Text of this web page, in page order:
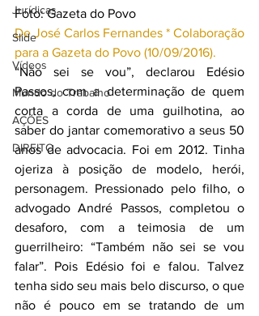
Jurídicas
Slide
Vídeos
Mundo do Trabalho
AÇÕES
DIREITO
Foto: Gazeta do Povo
De José Carlos Fernandes * Colaboração
para a Gazeta do Povo (10/09/2016).
“Não sei se vou”, declarou Edésio
Passos, com a determinação de quem
corta a corda de uma guilhotina, ao
saber do jantar comemorativo a seus 50
anos de advocacia. Foi em 2012. Tinha
ojeriza à posição de modelo, herói,
personagem. Pressionado pelo filho, o
advogado André Passos, completou o
desaforo, com a teimosia de um
guerrilheiro: “Também não sei se vou
falar”. Pois Edésio foi e falou. Talvez
tenha sido seu mais belo discurso, o que
não é pouco em se tratando de um